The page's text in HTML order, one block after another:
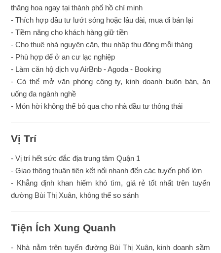
thăng hoa ngay tại thành phố hồ chí minh
- Thích hợp đầu tư lướt sóng hoặc lâu dài, mua đi bán lại
- Tiềm năng cho khách hàng giữ tiền
- Cho thuê nhà nguyên căn, thu nhập thu động mỗi tháng
- Phù hợp để ở an cư lạc nghiệp
- Làm căn hộ dịch vụ AirBnb - Agoda - Booking
- Có thể mở văn phòng công ty, kinh doanh buôn bán, ăn
uống đa ngành nghề
- Món hời không thể bỏ qua cho nhà đầu tư thông thái
Vị Trí
- Vị trí hết sức đắc địa trung tâm Quận 1
- Giao thông thuận tiện kết nối nhanh đến các tuyến phố lớn
- Khẳng định khan hiếm khó tìm, giá rẻ tốt nhất trên tuyến
đường Bùi Thị Xuân, không thể so sánh
Tiện Ích Xung Quanh
- Nhà nằm trên tuyến đường Bùi Thị Xuân, kinh doanh sầm